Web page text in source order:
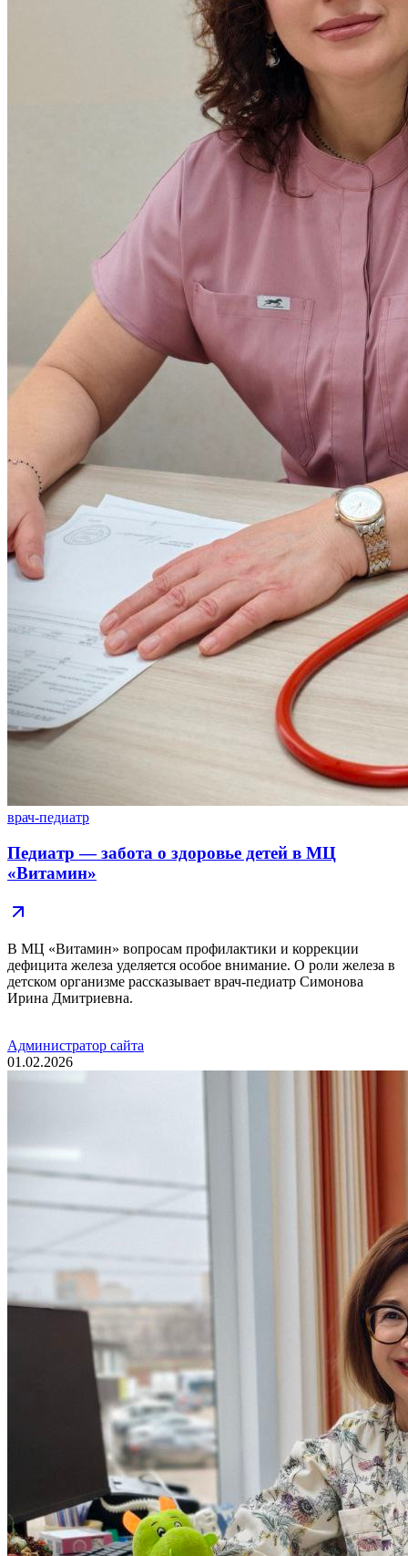
врач-педиатр
Педиатр — забота о здоровье детей в МЦ
«Витамин»
В МЦ «Витамин» вопросам профилактики и коррекции
дефицита железа уделяется особое внимание. О роли железа в
детском организме рассказывает врач-педиатр Симонова
Ирина Дмитриевна.
Администратор сайта
01.02.2026